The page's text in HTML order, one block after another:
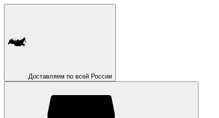
Доставляем по всей России